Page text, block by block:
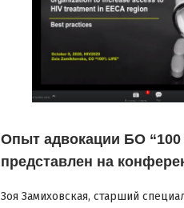
Опыт адвокации БО
представлен на
Зоя Замиховская, старший